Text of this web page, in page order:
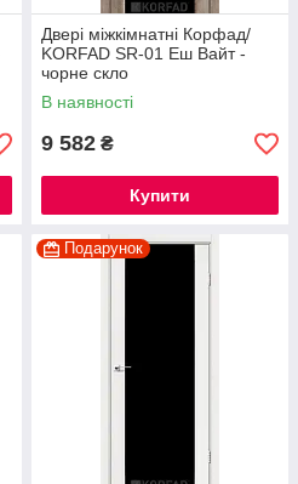
Двері міжкімнатні Корфад/
KORFAD SR-01 Еш Вайт -
чорне скло
В наявності
9 582 ₴
Купити
Подарунок